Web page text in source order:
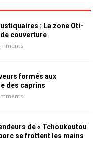
: La zone Oti-
couverture
formés aux
des caprins
de « Tchoukoutou
se frottent les mains